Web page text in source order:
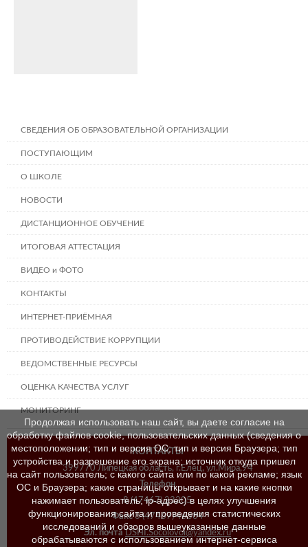
СВЕДЕНИЯ ОБ ОБРАЗОВАТЕЛЬНОЙ ОРГАНИЗАЦИИ
ПОСТУПАЮЩИМ
О ШКОЛЕ
НОВОСТИ
ДИСТАНЦИОННОЕ ОБУЧЕНИЕ
ИТОГОВАЯ АТТЕСТАЦИЯ
ВИДЕО и ФОТО
КОНТАКТЫ
ИНТЕРНЕТ-ПРИЁМНАЯ
ПРОТИВОДЕЙСТВИЕ КОРРУПЦИИ
ВЕДОМСТВЕННЫЕ РЕСУРСЫ
ОЦЕНКА КАЧЕСТВА УСЛУГ
МОНИТОРИНГ
КОНТАКТЫ
399770 Липецкая область, г.Елец, ул.Мира,94
Телефон
8 (47467) 23205
Факс8 (47467) 46384
Эл. почта DSHI.Socolovoi@yandex.ru
Продолжая использовать наш сайт, вы даете согласие на
обработку файлов cookie, пользовательских данных (сведения о
местоположении; тип и версия ОС; тип и версия Браузера; тип
устройства и разрешение его экрана; источник откуда пришел
на сайт пользователь; с какого сайта или по какой рекламе; язык
ОС и Браузера; какие страницы открывает и на какие кнопки
нажимает пользователь; ip-адрес) в целях улучшения
функционирования сайта и проведения статистических
исследований и обзоров вышеуказанные данные
обрабатываются с использованием интернет-сервиса